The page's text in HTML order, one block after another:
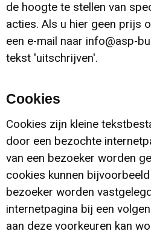
Accessoires voor tassen
Documententassen
Toilettassen
Schoenentassen
Sporttassen
Schoudertassen
Handschoenen en Sjaals
Polo's
Sweaters
Overhemden
Ademhalingsbescherming
de hoogte te stellen van
acties. Als u hier geen prijs
een e-mail naar info@asp-
tekst 'uitschrijven'.
Cookies
Cookies zijn kleine
door een bezochte
van een bezoeker worden
cookies kunnen
bezoeker worden
internetpagina bij een
aan deze voorkeuren kan